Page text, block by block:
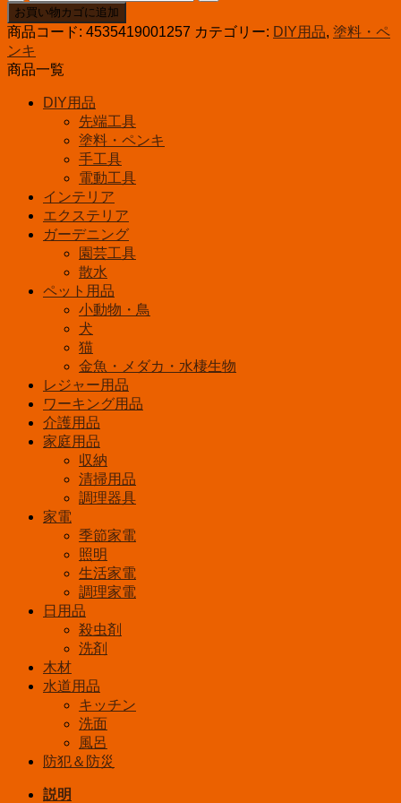
ト
コ
カ
ラ
オ
デ
ィ
ア
ォ
個
お買い物カゴに追加
商品コード: 4535419001257 カテゴリー: DIY用品, 塗料・ペ
ンキ
商品一覧
DIY用品
先端工具
塗料・ペンキ
手工具
電動工具
インテリア
エクステリア
ガーデニング
園芸工具
散水
ペット用品
小動物・鳥
犬
猫
金魚・メダカ・水棲生物
レジャー用品
ワーキング用品
介護用品
家庭用品
収納
清掃用品
調理器具
家電
季節家電
照明
生活家電
調理家電
日用品
殺虫剤
洗剤
木材
水道用品
キッチン
洗面
風呂
防犯＆防災
説明